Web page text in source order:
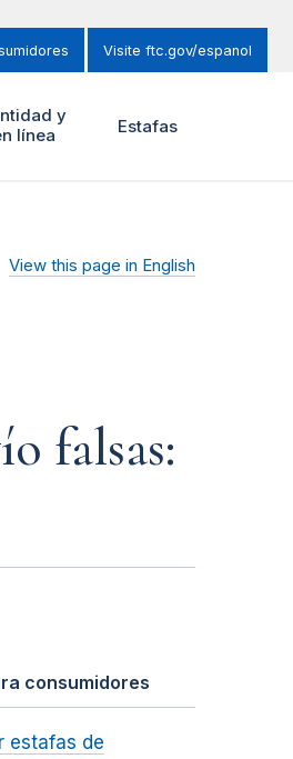
Visite ftc.gov/espanol
y
línea
Estafas
View this page in English
falsas:
consumidores
estafas de